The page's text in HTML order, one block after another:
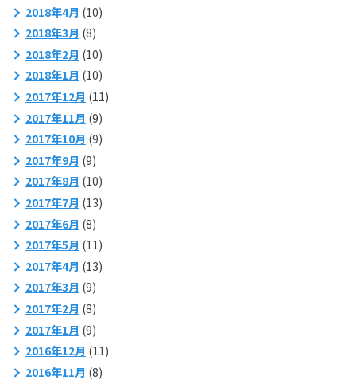
2018年4月 (10)
2018年3月 (8)
2018年2月 (10)
2018年1月 (10)
2017年12月 (11)
2017年11月 (9)
2017年10月 (9)
2017年9月 (9)
2017年8月 (10)
2017年7月 (13)
2017年6月 (8)
2017年5月 (11)
2017年4月 (13)
2017年3月 (9)
2017年2月 (8)
2017年1月 (9)
2016年12月 (11)
2016年11月 (8)